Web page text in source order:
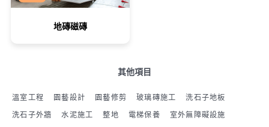
地磚磁磚
其他項目
溫室工程 園藝設計 園藝修剪 玻璃磚施工 洗石子地板
洗石子外牆 水泥施工 整地 電梯保養 室外無障礙設施